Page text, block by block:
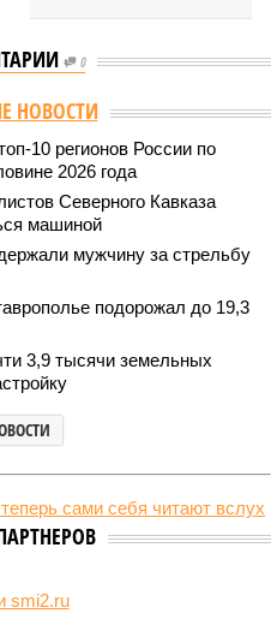
0
НОВОСТИ
10 регионов России по
2026 года
Северного Кавказа
машиной
мужчину за стрельбу
подорожал до 19,3
3,9 тысячи земельных
smi2.ru